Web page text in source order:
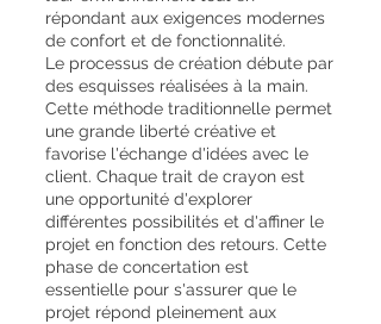
répondant aux exigences modernes
de confort et de fonctionnalité.
Le processus de création débute par
des esquisses réalisées à la main.
Cette méthode traditionnelle permet
une grande liberté créative et
favorise l'échange d'idées avec le
client. Chaque trait de crayon est
une opportunité d'explorer
différentes possibilités et d'affiner le
projet en fonction des retours. Cette
phase de concertation est
essentielle pour s'assurer que le
projet répond pleinement aux